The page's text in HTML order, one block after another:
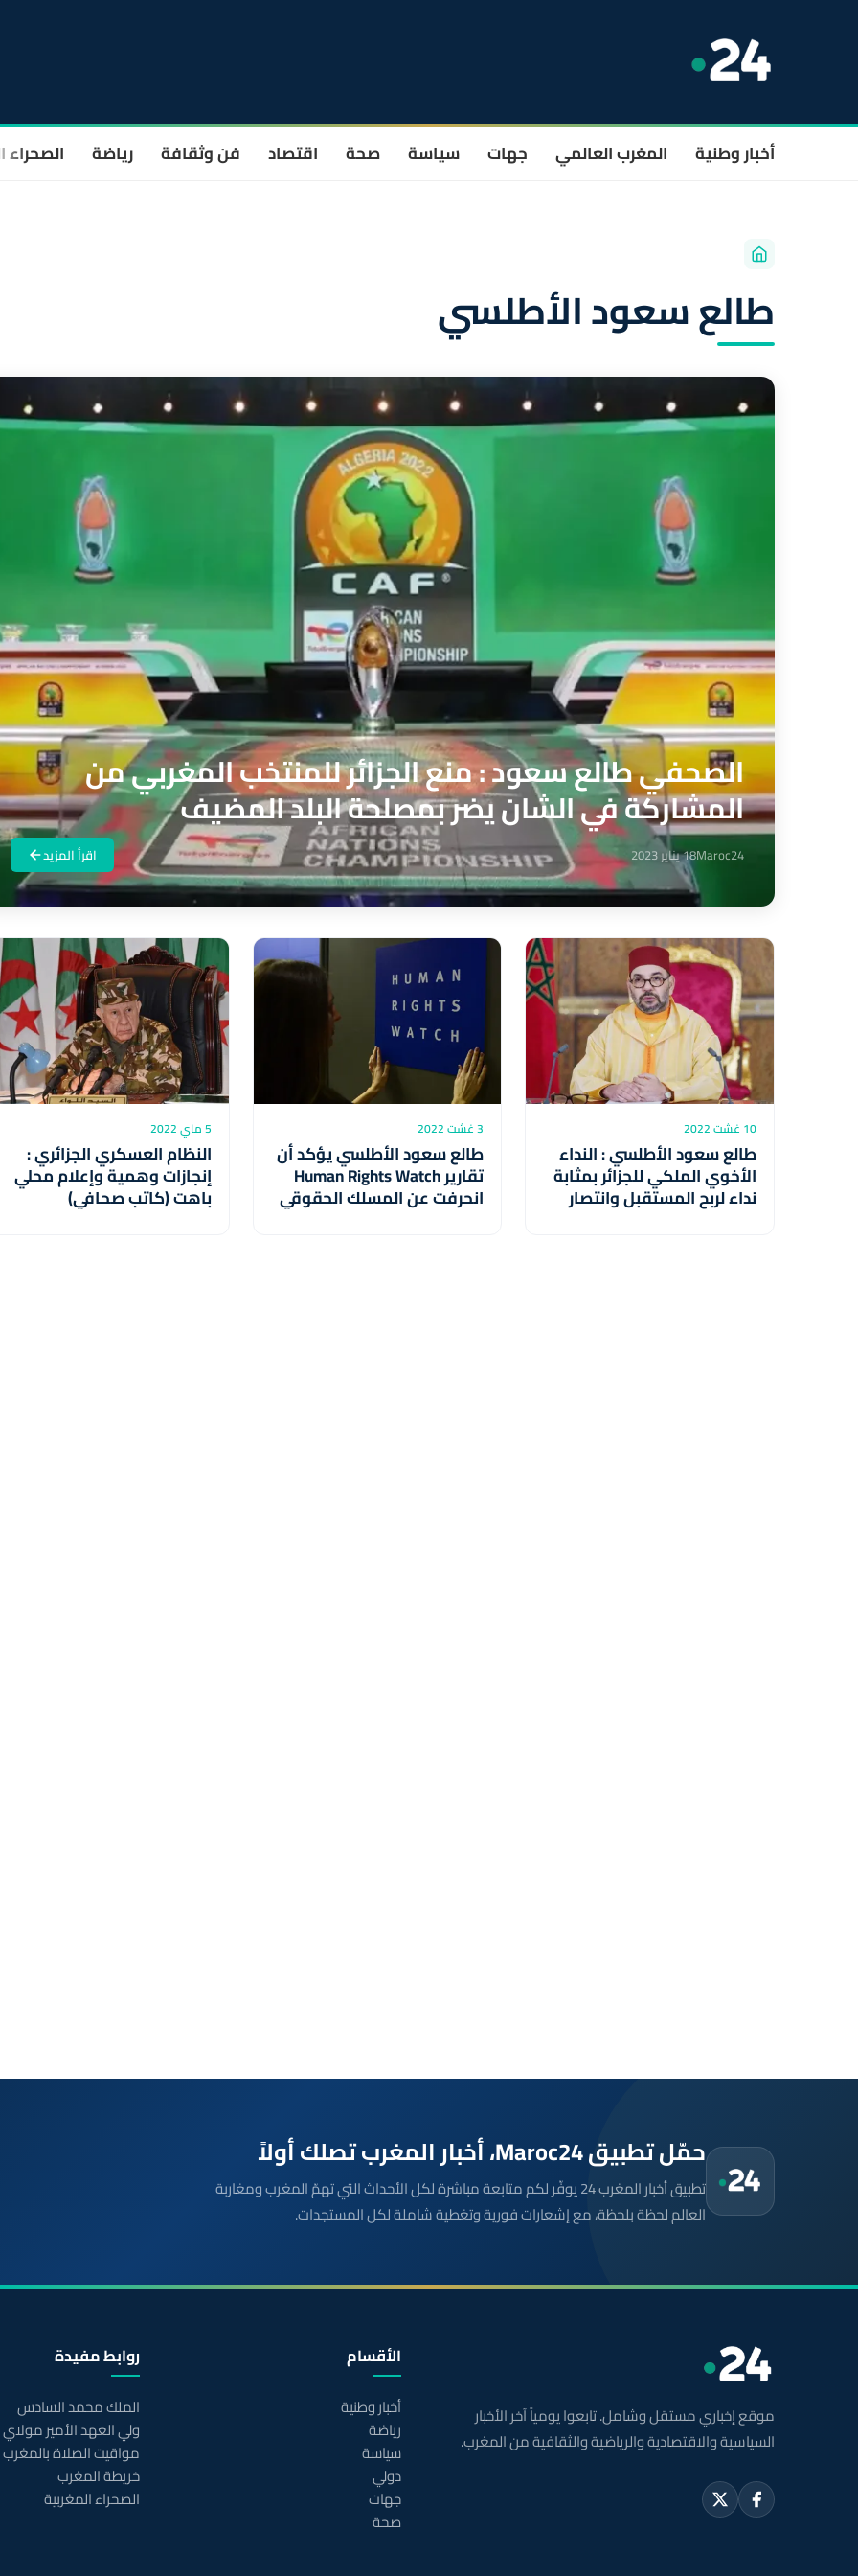
أخبار وطنية المغرب العالمي جهات سياسة صحة اقتصاد فن وثقافة رياضة الصحراء
طالع سعود الأطلسي
الصحفي طالع سعود : منع الجزائر للمنتخب المغربي من
المشاركة في الشان يضر بمصلحة البلد المضيف
Maroc2418 يناير 2023 اقرأ المزيد
10 غشت 2022
طالع سعود الأطلسي : النداء
الأخوي الملكي للجزائر بمثابة
نداء لربح المستقبل وانتصار
للتاريخ المشترك
3 غشت 2022
طالع سعود الأطلسي يؤكد أن
تقارير Human Rights Watch
انحرفت عن المسلك الحقوقي
5 ماي 2022
النظام العسكري الجزائري :
إنجازات وهمية وإعلام محلي
باهت (كاتب صحافي)
حمّل تطبيق Maroc24، أخبار المغرب تصلك أولاً
تطبيق أخبار المغرب 24 يوفّر لكم متابعة مباشرة لكل الأحداث التي تهمّ المغرب ومغاربة
العالم لحظة بلحظة، مع إشعارات فورية وتغطية شاملة لكل المستجدات.
موقع إخباري مستقل وشامل. تابعوا يومياً آخر الأخبار
السياسية والاقتصادية والرياضية والثقافية من المغرب.
الأقسام
أخبار وطنية
رياضة
سياسة
دولي
جهات
صحة
روابط مفيدة
الملك محمد السادس
ولي العهد الأمير
مواقيت الصلاة بالمغرب
خريطة المغرب
الصحراء المغربية